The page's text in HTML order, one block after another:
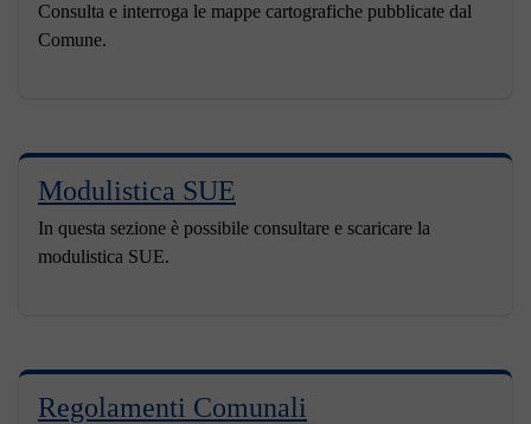
Consulta e interroga le mappe cartografiche pubblicate dal
Comune.
Modulistica SUE
In questa sezione è possibile consultare e scaricare la
modulistica SUE.
Regolamenti Comunali